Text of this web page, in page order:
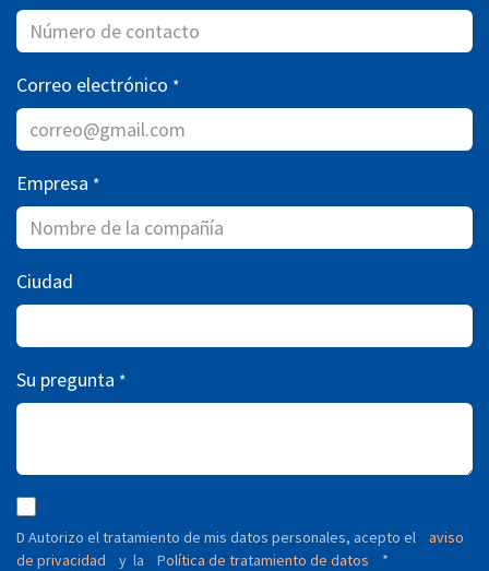
Correo electrónico *
Empresa *
Ciudad
Su pregunta *
D Autorizo ​​el tratamiento de mis datos personales, acepto el
aviso
de privacidad
y la Política de tratamiento de datos *